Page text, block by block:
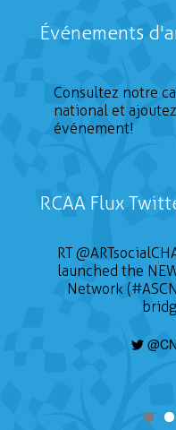
Événements
Consultez notre
national et
événement!
RCAA Flux
RT
launched the
Network